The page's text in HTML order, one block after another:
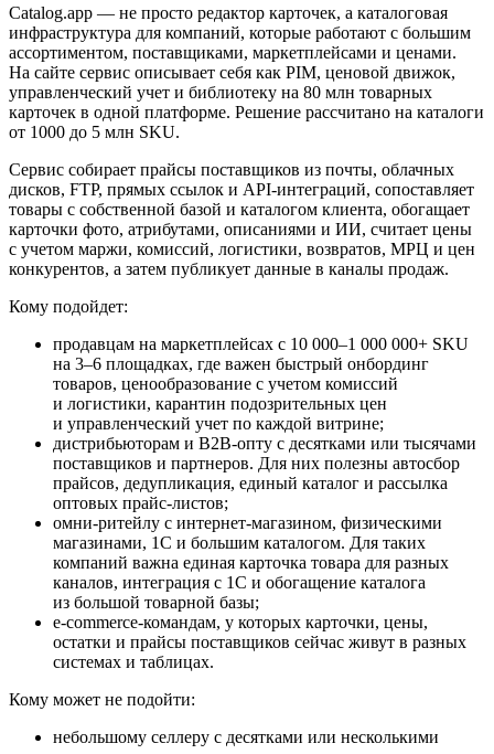
Catalog.app — не просто редактор карточек, а каталоговая
инфраструктура для компаний, которые работают с большим
ассортиментом, поставщиками, маркетплейсами и ценами.
На сайте сервис описывает себя как PIM, ценовой движок,
управленческий учет и библиотеку на 80 млн товарных
карточек в одной платформе. Решение рассчитано на каталоги
от 1000 до 5 млн SKU.
Сервис собирает прайсы поставщиков из почты, облачных
дисков, FTP, прямых ссылок и API-интеграций, сопоставляет
товары с собственной базой и каталогом клиента, обогащает
карточки фото, атрибутами, описаниями и ИИ, считает цены
с учетом маржи, комиссий, логистики, возвратов, МРЦ и цен
конкурентов, а затем публикует данные в каналы продаж.
Кому подойдет:
продавцам на маркетплейсах с 10 000–1 000 000+ SKU
на 3–6 площадках, где важен быстрый онбординг
товаров, ценообразование с учетом комиссий
и логистики, карантин подозрительных цен
и управленческий учет по каждой витрине;
дистрибьюторам и B2B-опту с десятками или тысячами
поставщиков и партнеров. Для них полезны автосбор
прайсов, дедупликация, единый каталог и рассылка
оптовых прайс-листов;
омни-ритейлу с интернет-магазином, физическими
магазинами, 1С и большим каталогом. Для таких
компаний важна единая карточка товара для разных
каналов, интеграция с 1С и обогащение каталога
из большой товарной базы;
e-commerce-командам, у которых карточки, цены,
остатки и прайсы поставщиков сейчас живут в разных
системах и таблицах.
Кому может не подойти:
небольшому селлеру с десятками или несколькими